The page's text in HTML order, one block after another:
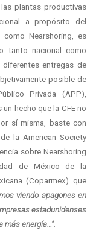
plantas productivas
a propósito del
Nearshoring, es
tanto nacional como
entregas de
posible de
Privada (APP),
hecho que la CFE no
sí misma, baste con
la American Society
sobre Nearshoring
de México de la
(Coparmex) que
viendo apagones en
estadunidenses
más energía…”.